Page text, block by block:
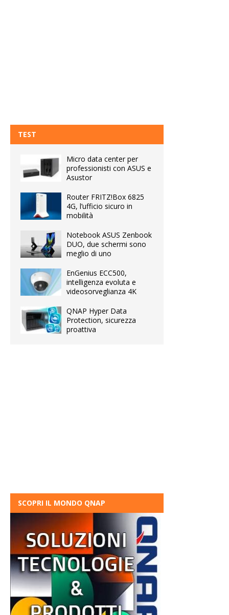
TEST
Micro data center per
professionisti con ASUS e
Asustor
Router FRITZ!Box 6825
4G, l’ufficio sicuro in
mobilità
Notebook ASUS Zenbook
DUO, due schermi sono
meglio di uno
EnGenius ECC500,
intelligenza evoluta e
videosorveglianza 4K
QNAP Hyper Data
Protection, sicurezza
proattiva
SCOPRI IL MONDO QNAP